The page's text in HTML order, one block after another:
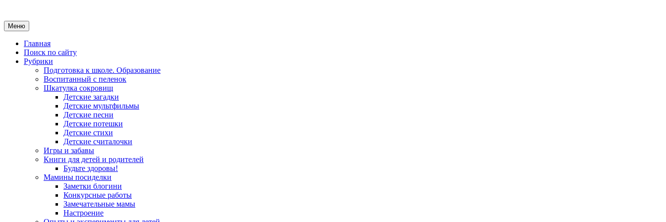
Меню
Главная
Поиск по сайту
Рубрики
Подготовка к школе. Образование
Воспитанный с пеленок
Шкатулка сокровищ
Детские загадки
Детские мультфильмы
Детские песни
Детские потешки
Детские стихи
Детские считалочки
Игры и забавы
Книги для детей и родителей
Будьте здоровы!
Мамины посиделки
Заметки блогини
Конкурсные работы
Замечательные мамы
Настроение